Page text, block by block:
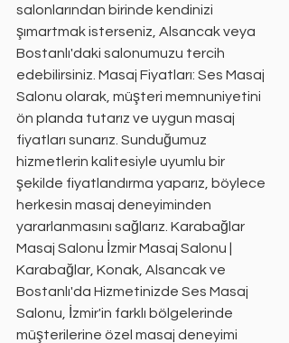
salonlarından birinde kendinizi
şımartmak isterseniz, Alsancak veya
Bostanlı'daki salonumuzu tercih
edebilirsiniz. Masaj Fiyatları: Ses Masaj
Salonu olarak, müşteri memnuniyetini
ön planda tutarız ve uygun masaj
fiyatları sunarız. Sunduğumuz
hizmetlerin kalitesiyle uyumlu bir
şekilde fiyatlandırma yaparız, böylece
herkesin masaj deneyiminden
yararlanmasını sağlarız. Karabağlar
Masaj Salonu İzmir Masaj Salonu |
Karabağlar, Konak, Alsancak ve
Bostanlı'da Hizmetinizde Ses Masaj
Salonu, İzmir'in farklı bölgelerinde
müşterilerine özel masaj deneyimi